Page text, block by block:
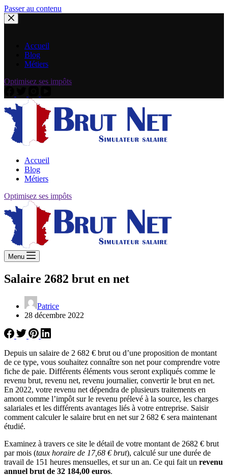
Passer au contenu
Accueil
Blog
Métiers
Optimisez ses impôts
Accueil
Blog
Métiers
Optimisez ses impôts
Menu
Salaire 2682 brut en net
Patrice
28 décembre 2022
Depuis un salaire de 2 682 € brut ou d’une proposition de montant
de ce type, vous souhaitez connaître son net pour comprendre votre
fiche de paie. Différents éléments vous seront expliqués comme le
revenu brut, revenu net, revenu journalier, convertir le brut en net.
En 2022, votre revenu net dépendra de plusieurs traitements en
amont comme l’impôt sur le revenu prélevé à la source, les charges
salariales et les différents avantages liés à votre entreprise. Saisir
comment calculer le salaire brut en net sur 2 682 € sera maintenant
étudié.
Examinez à travers ce site le détail de votre montant de 2682 € brut
par mois (taux horaire de 17,68 € brut), calculé sur une durée de
travail de 151 heures mensuelles, et sur un an. Ce qui fait un revenu
annuel brut de 32 184,00 euros.